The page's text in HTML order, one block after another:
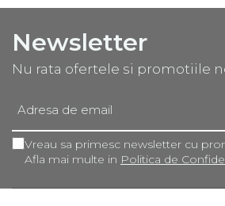
Newsletter
Nu rata ofertele si promotiile
Vreau sa primesc newsletter cu
Afla mai multe in Politica de